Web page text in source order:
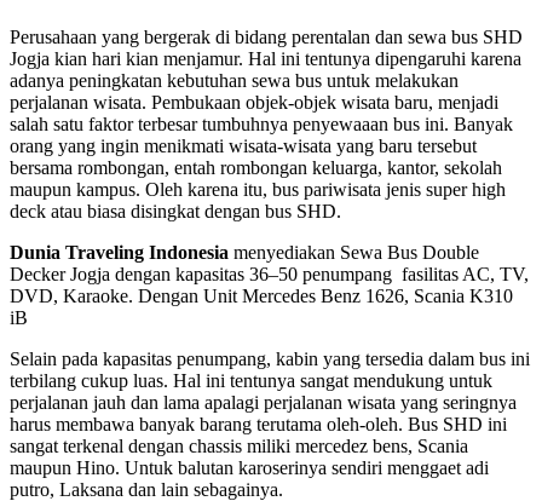
Perusahaan yang bergerak di bidang perentalan dan sewa bus SHD
Jogja kian hari kian menjamur. Hal ini tentunya dipengaruhi karena
adanya peningkatan kebutuhan sewa bus untuk melakukan
perjalanan wisata. Pembukaan objek-objek wisata baru, menjadi
salah satu faktor terbesar tumbuhnya penyewaaan bus ini. Banyak
orang yang ingin menikmati wisata-wisata yang baru tersebut
bersama rombongan, entah rombongan keluarga, kantor, sekolah
maupun kampus. Oleh karena itu, bus pariwisata jenis super high
deck atau biasa disingkat dengan bus SHD.
Dunia Traveling Indonesia menyediakan Sewa Bus Double
Decker Jogja dengan kapasitas 36–50 penumpang fasilitas AC, TV,
DVD, Karaoke. Dengan Unit Mercedes Benz 1626, Scania K310
iB
Selain pada kapasitas penumpang, kabin yang tersedia dalam bus ini
terbilang cukup luas. Hal ini tentunya sangat mendukung untuk
perjalanan jauh dan lama apalagi perjalanan wisata yang seringnya
harus membawa banyak barang terutama oleh-oleh. Bus SHD ini
sangat terkenal dengan chassis miliki mercedez bens, Scania
maupun Hino. Untuk balutan karoserinya sendiri menggaet adi
putro, Laksana dan lain sebagainya.